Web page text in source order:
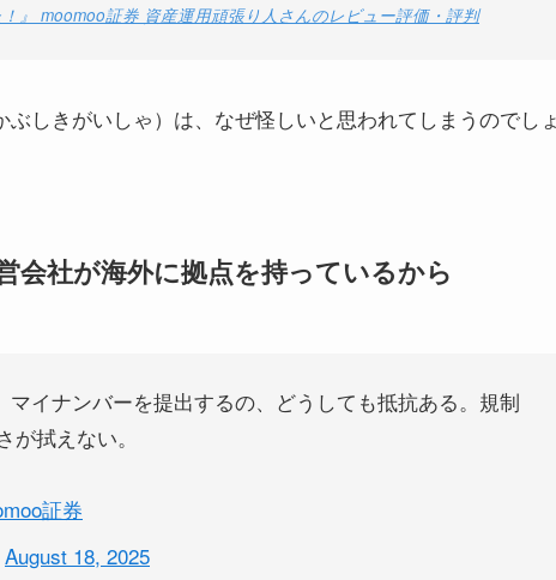
』 moomoo証券 資産運用頑張り人さんのレビュー評価・評判
しきがいしゃ）は、なぜ怪しいと思われてしまうのでし
社が海外に拠点を持っているから
イナンバーを提出するの、どうしても抵抗ある。規制
拭えない。
証券
August 18, 2025